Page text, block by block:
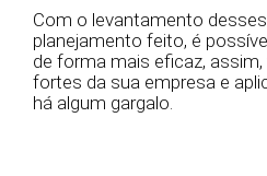
Com o levantamento
planejamento feito, é
de forma mais eficaz,
fortes da sua empresa e
há algum gargalo.